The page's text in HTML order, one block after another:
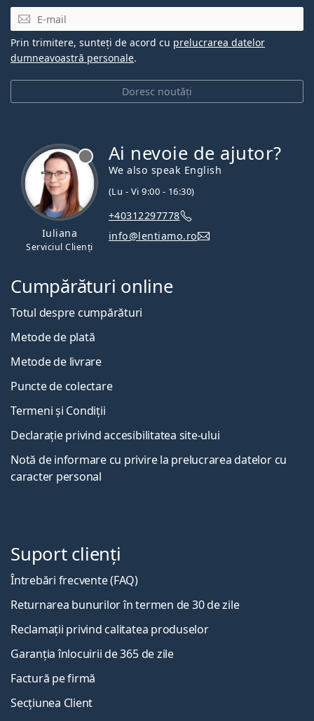
E-mail
Doresc noutăți
Prin trimitere, sunteți de acord cu prelucrarea datelor
dumneavoastră personale.
Iuliana
Serviciul Clienți
Ai nevoie de ajutor?
We also speak English
(Lu - Vi 9:00 - 16:30)
+40312297778
info@lentiamo.ro
Cumpărături online
Totul despre cumpărături
Metode de plată
Metode de livrare
Puncte de colectare
Termeni și Condiții
Declarație privind accesibilitatea site-ului
Notă de informare cu privire la prelucrarea datelor cu
caracter personal
Suport clienți
Întrebări frecvente (FAQ)
Returnarea bunurilor în termen de 30 de zile
Reclamații privind calitatea produselor
Garanția înlocuirii de 365 de zile
Factură pe firmă
Secțiunea Client